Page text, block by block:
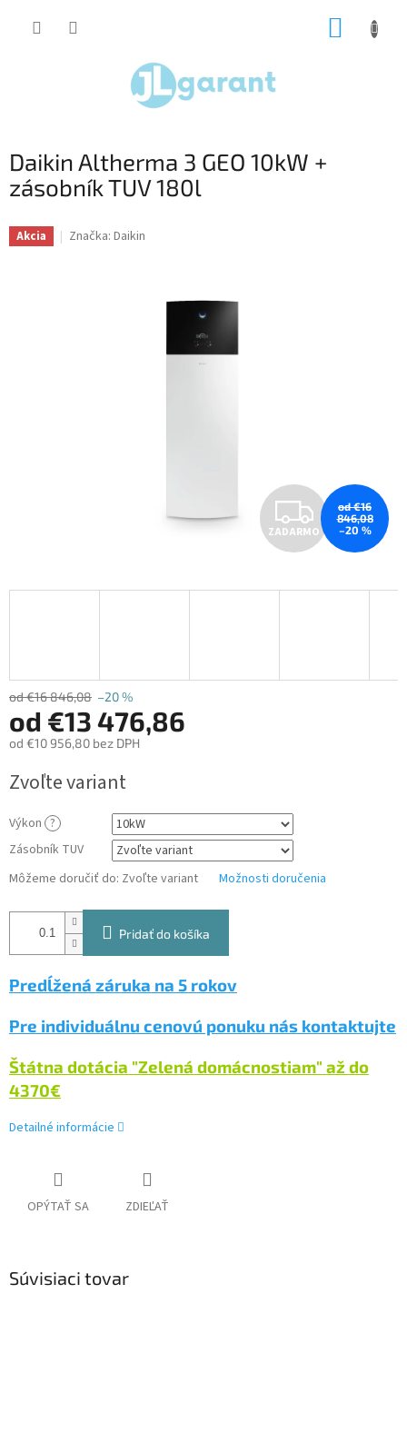
Daikin Altherma 3 GEO 10kW +
zásobník TUV 180l
Akcia Značka: Daikin
Z
A
D
ZADARMO
od €16
846,08
–20 %
od €16 846,08 –20 %
od €13 476,86
od €10 956,80 bez DPH
cena:
Zvoľte variant
Výkon ?
Zásobník TUV
Môžeme doručiť do: Zvoľte variant Možnosti doručenia
Pridať do košíka
Predĺžená záruka na 5 rokov
Pre individuálnu cenovú ponuku nás kontaktujte
Štátna dotácia "Zelená domácnostiam" až do
4370€
Detailné informácie
OPÝTAŤ SA ZDIEĽAŤ
Súvisiaci tovar